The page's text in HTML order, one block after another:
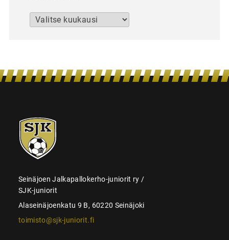
Arkistot
SJK-
juniorit
Seinäjoen Jalkapallokerho-juniorit ry /
SJK-juniorit
Alaseinäjoenkatu 9 B, 60220 Seinäjoki
toimisto@sjk-juniorit.fi